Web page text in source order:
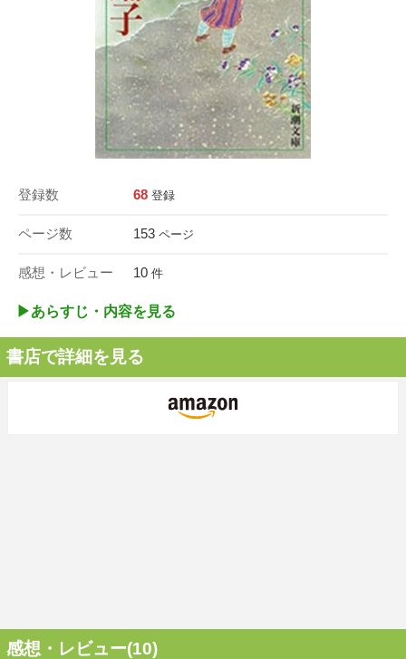
登録数 68 登録
ページ数 153 ページ
感想・レビュー 10 件
▶︎あらすじ・内容を見る
書店で詳細を見る
感想・レビュー(10)